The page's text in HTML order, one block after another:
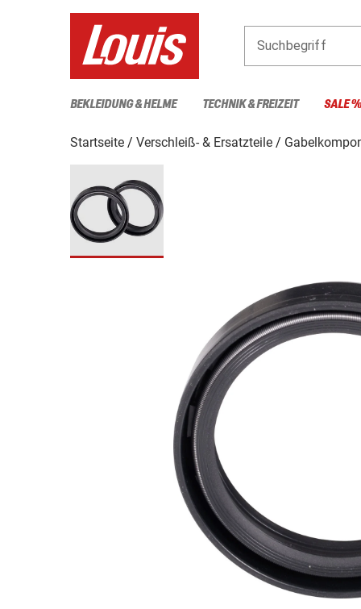
Suchbegriff
BEKLEIDUNG & HELME TECHNIK & FREIZEIT SALE %
Startseite Verschleiß- & Ersatzteile